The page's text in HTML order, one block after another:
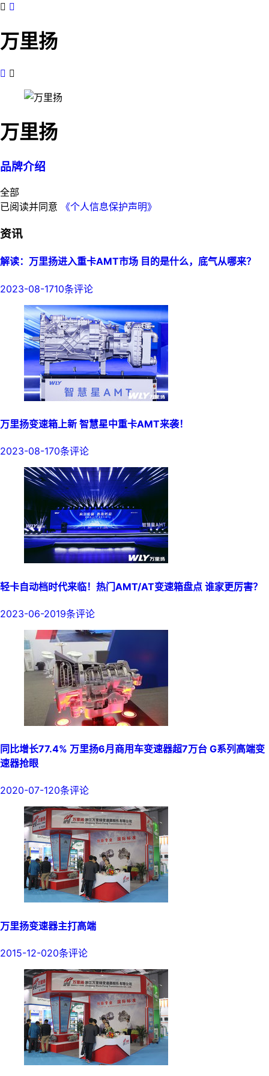
 
万里扬
 
万里扬
品牌介绍
全部
已阅读并同意 《个人信息保护声明》
资讯
解读：万里扬进入重卡AMT市场 目的是什么，底气从哪来？
2023-08-1710条评论
万里扬变速箱上新 智慧星中重卡AMT来袭！
2023-08-170条评论
轻卡自动档时代来临！热门AMT/AT变速箱盘点 谁家更厉害？
2023-06-2019条评论
同比增长77.4% 万里扬6月商用车变速器超7万台 G系列高端变
速器抢眼
2020-07-120条评论
万里扬变速器主打高端
2015-12-020条评论